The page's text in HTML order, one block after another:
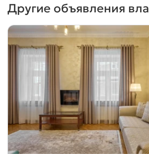
Другие объявления